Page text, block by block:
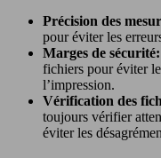
Précision des
pour éviter les
Marges de sécurité:
fichiers pour éviter
l’impression.
Vérification des
toujours vérifier
éviter les